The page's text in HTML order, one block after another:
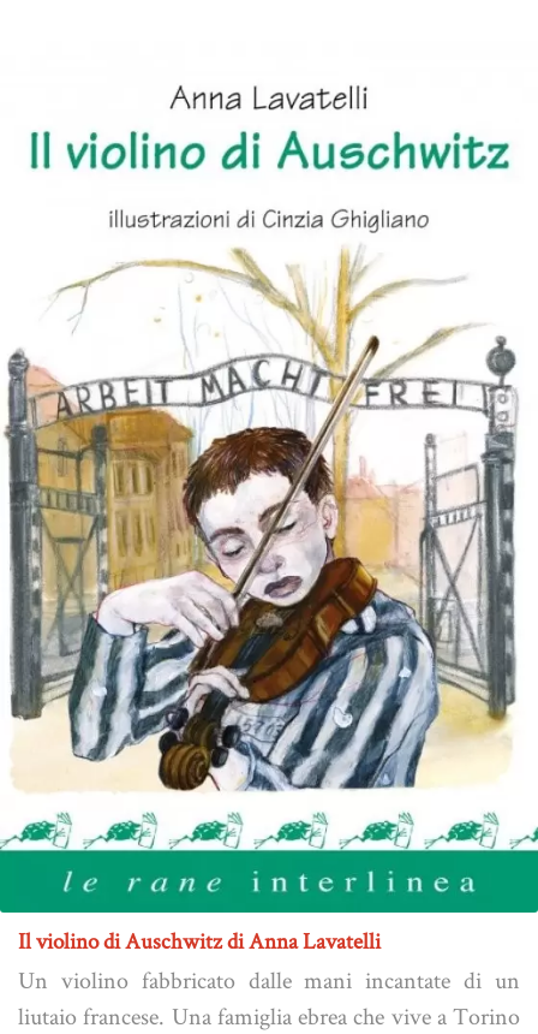
Il violino di Auschwitz di Anna Lavatelli
Un violino fabbricato dalle mani incantate di un
liutaio francese. Una famiglia ebrea che vive a Torino